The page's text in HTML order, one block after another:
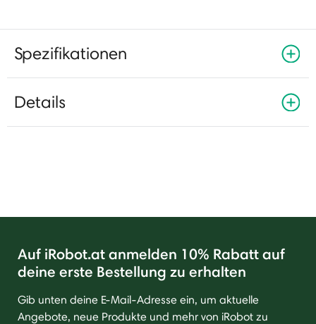
Spezifikationen
Details
Auf iRobot.at anmelden 10% Rabatt auf
deine erste Bestellung zu erhalten
Gib unten deine E-Mail-Adresse ein, um aktuelle
Angebote, neue Produkte und mehr von iRobot zu